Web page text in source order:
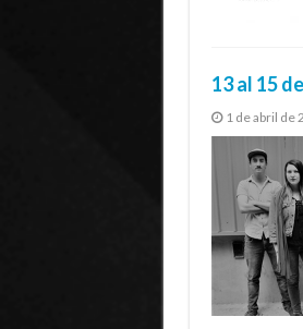
13 al 15
1 de abril de